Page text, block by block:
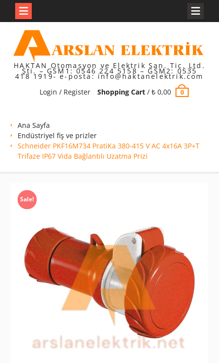
content
HAKTAN Otomasyon ve Elektrik San. Tic. Ltd.
Şti. – GSM1: 0546 224 5158 – GSM2: 0535
418 1919- e-posta: info@haktanelektrik.com
Login / Register
Shopping Cart/ ₺0,00 0
Ana Sayfa
Endüstriyel fiş ve prizler
Schneider PKF16M734 PratiKa 380-415 V AC 4x16A 3P+T
Trifaze IP67 Vida Bağlantılı Uzatma Prizi
Sale!